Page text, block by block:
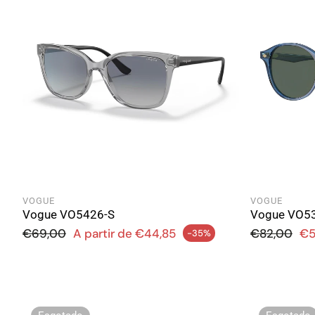
VOGUE
Vogue VO5426-S
A partir de €44,85 -35%
de saldo
Preço normal
€69,00
VOGUE
Vogue
Preço de saldo
Preço
€82,00